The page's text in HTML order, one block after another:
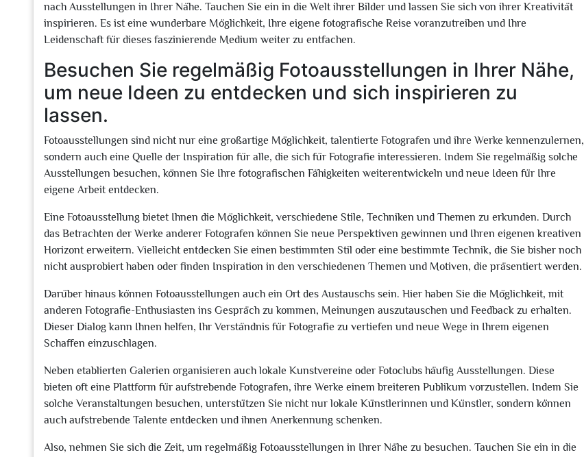
nach Ausstellungen in Ihrer Nähe. Tauchen Sie ein in die Welt ihrer Bilder und lassen Sie sich von ihrer Kreativität
inspirieren. Es ist eine wunderbare Möglichkeit, Ihre eigene fotografische Reise voranzutreiben und Ihre
Leidenschaft für dieses faszinierende Medium weiter zu entfachen.
Besuchen Sie regelmäßig Fotoausstellungen in Ihrer Nähe,
um neue Ideen zu entdecken und sich inspirieren zu
lassen.
Fotoausstellungen sind nicht nur eine großartige Möglichkeit, talentierte Fotografen und ihre Werke kennenzulernen,
sondern auch eine Quelle der Inspiration für alle, die sich für Fotografie interessieren. Indem Sie regelmäßig solche
Ausstellungen besuchen, können Sie Ihre fotografischen Fähigkeiten weiterentwickeln und neue Ideen für Ihre
eigene Arbeit entdecken.
Eine Fotoausstellung bietet Ihnen die Möglichkeit, verschiedene Stile, Techniken und Themen zu erkunden. Durch
das Betrachten der Werke anderer Fotografen können Sie neue Perspektiven gewinnen und Ihren eigenen kreativen
Horizont erweitern. Vielleicht entdecken Sie einen bestimmten Stil oder eine bestimmte Technik, die Sie bisher noch
nicht ausprobiert haben oder finden Inspiration in den verschiedenen Themen und Motiven, die präsentiert werden.
Darüber hinaus können Fotoausstellungen auch ein Ort des Austauschs sein. Hier haben Sie die Möglichkeit, mit
anderen Fotografie-Enthusiasten ins Gespräch zu kommen, Meinungen auszutauschen und Feedback zu erhalten.
Dieser Dialog kann Ihnen helfen, Ihr Verständnis für Fotografie zu vertiefen und neue Wege in Ihrem eigenen
Schaffen einzuschlagen.
Neben etablierten Galerien organisieren auch lokale Kunstvereine oder Fotoclubs häufig Ausstellungen. Diese
bieten oft eine Plattform für aufstrebende Fotografen, ihre Werke einem breiteren Publikum vorzustellen. Indem Sie
solche Veranstaltungen besuchen, unterstützen Sie nicht nur lokale Künstlerinnen und Künstler, sondern können
auch aufstrebende Talente entdecken und ihnen Anerkennung schenken.
Also, nehmen Sie sich die Zeit, um regelmäßig Fotoausstellungen in Ihrer Nähe zu besuchen. Tauchen Sie ein in die